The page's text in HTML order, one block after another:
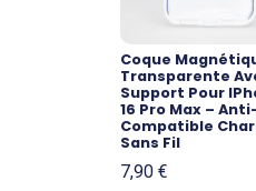
Coque
Transparente
Support Pour
16 Pro Max –
Compatible
Sans Fil
7,90 €